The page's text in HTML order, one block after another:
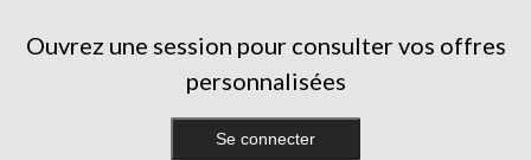
Ouvrez une session pour consulter vos offres
personnalisées
Se connecter